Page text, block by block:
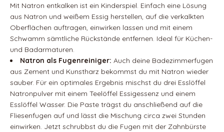
Mit Natron entkalken ist ein Kinderspiel. Einfach eine Lösung
aus Natron und weißem Essig herstellen, auf die verkalkten
Oberflächen auftragen, einwirken lassen und mit einem
Schwamm sämtliche Rückstände entfernen. Ideal für Küchen-
und Badarmaturen.
Natron als Fugenreiniger: Auch deine Badezimmerfugen
aus Zement und Kunstharz bekommst du mit Natron wieder
sauber. Für ein optimales Ergebnis mischst du drei Esslöffel
Natronpulver mit einem Teelöffel Essigessenz und einem
Esslöffel Wasser. Die Paste trägst du anschließend auf die
Fliesenfugen auf und lässt die Mischung circa zwei Stunden
einwirken. Jetzt schrubbst du die Fugen mit der Zahnbürste